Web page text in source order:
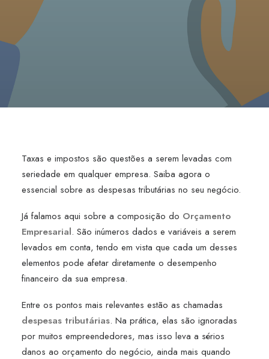
Taxas e impostos são questões a serem levadas com
seriedade em qualquer empresa. Saiba agora o
essencial sobre as despesas tributárias no seu negócio.
Já falamos aqui sobre a composição do Orçamento
Empresarial. São inúmeros dados e variáveis a serem
levados em conta, tendo em vista que cada um desses
elementos pode afetar diretamente o desempenho
financeiro da sua empresa.
Entre os pontos mais relevantes estão as chamadas
despesas tributárias. Na prática, elas são ignoradas
por muitos empreendedores, mas isso leva a sérios
danos ao orçamento do negócio, ainda mais quando